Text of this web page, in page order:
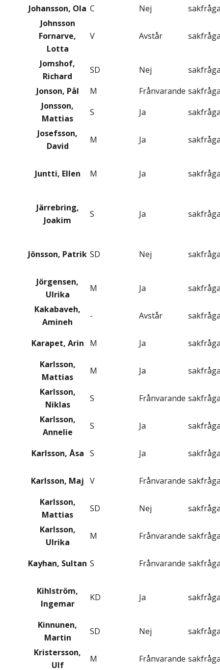
Johansson, Ola C Nej
Johnsson
Fornarve,
Lotta
V Avstår
Jomshof,
Richard
SD Nej
Jonson, Pål
M Frånvarande
Jonsson,
Mattias
S Ja
Josefsson,
David
M Ja
Juntti, Ellen M Ja
Järrebring,
Joakim
S Ja
Jönsson, Patrik SD Nej
Jörgensen,
Ulrika
M Ja
Kakabaveh,
Amineh
- Avstår
Karapet, Arin M Ja
Karlsson,
Mattias
M Ja
Karlsson,
Niklas
S Frånvarande
Karlsson,
Annelie
S Ja
Karlsson, Åsa S Ja
Karlsson, Maj V Frånvarande
Karlsson,
Mattias
SD Nej
Karlsson,
Ulrika
M Frånvarande
Kayhan, Sultan S Frånvarande
Kihlström,
Ingemar
KD Ja
Kinnunen,
Martin
SD Nej
Kristersson,
Ulf
M Frånvarande